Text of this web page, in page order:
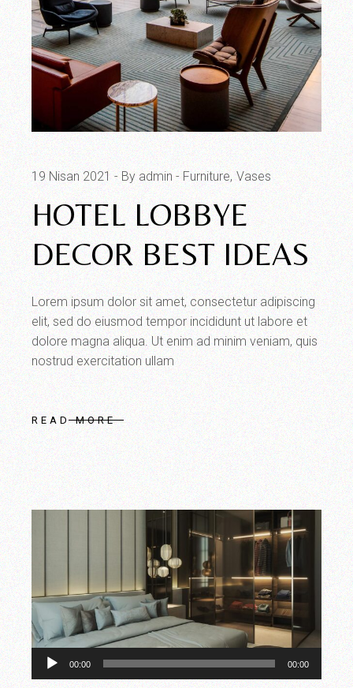
19 Nisan 2021 By admin Furniture Vases
HOTEL LOBBYE
DECOR BEST IDEAS
Lorem ipsum dolor sit amet, consectetur adipiscing
elit, sed do eiusmod tempor incididunt ut labore et
dolore magna aliqua. Ut enim ad minim veniam, quis
nostrud exercitation ullam
READ MORE
Ses
oynatıcı
00:00 00:00